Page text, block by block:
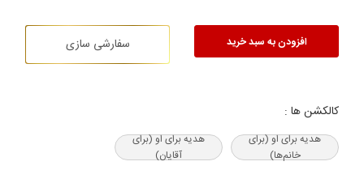
افزودن به سبد خرید سفارشی سازی
کالکشن ها :
هدیه‌ برای او (برای
خانم‌ها)
هدیه‌ برای او (برای
آقایان)